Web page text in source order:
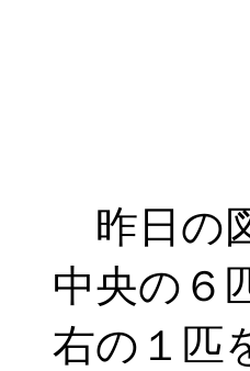
昨日の
中央の６
右の１匹